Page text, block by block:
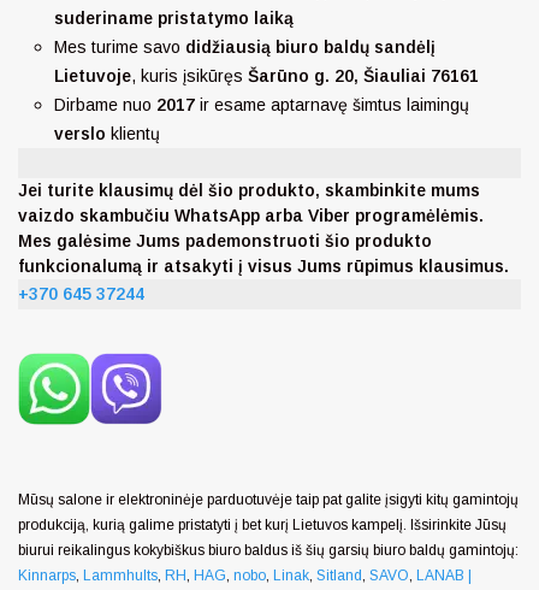
suderiname pristatymo laiką
Mes turime savo didžiausią biuro baldų sandėlį
Lietuvoje, kuris įsikūręs Šarūno g. 20, Šiauliai 76161
Dirbame nuo 2017 ir esame aptarnavę šimtus laimingų
verslo klientų
Jei turite klausimų dėl šio produkto, skambinkite mums
vaizdo skambučiu WhatsApp arba Viber programėlėmis.
Mes galėsime Jums pademonstruoti šio produkto
funkcionalumą ir atsakyti į visus Jums rūpimus klausimus.
+370 645 37244
Mūsų salone ir elektroninėje parduotuvėje taip pat galite įsigyti kitų gamintojų
produkciją, kurią galime pristatyti į bet kurį Lietuvos kampelį. Išsirinkite Jūsų
biurui reikalingus kokybiškus biuro baldus iš šių garsių biuro baldų gamintojų:
Kinnarps, Lammhults, RH, HAG, nobo, Linak, Sitland, SAVO, LANAB |